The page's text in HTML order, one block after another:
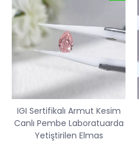
IGI Sertifikalı Armut Kesim
Canlı Pembe Laboratuarda
Yetiştirilen Elmas